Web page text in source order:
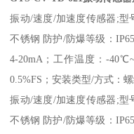
振动/速度/加速度传感器;型
不锈钢 防护/防爆等级：
4-20mA；工作温度：-
0.5%FS；安装类型/方式：螺
振动/速度/加速度传感器;型
不锈钢 防护/防爆等级：